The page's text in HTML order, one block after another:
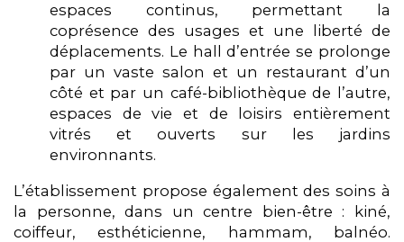
espaces continus, permettant la
coprésence des usages et une liberté de
déplacements. Le hall d’entrée se prolonge
par un vaste salon et un restaurant d’un
côté et par un café-bibliothèque de l’autre,
espaces de vie et de loisirs entièrement
vitrés et ouverts sur les jardins
environnants.
L’établissement propose également des soins à
la personne, dans un centre bien-être : kiné,
coiffeur, esthéticienne, hammam, balnéo.